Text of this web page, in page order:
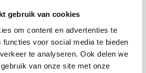
gebruik van cookies
om content en advertenties te
functies voor social media te bieden
te analyseren. Ook delen we
van onze site met onze
met de woningcorporatie eens en
een redelijk belang heeft. De
spelen dus geen rol.